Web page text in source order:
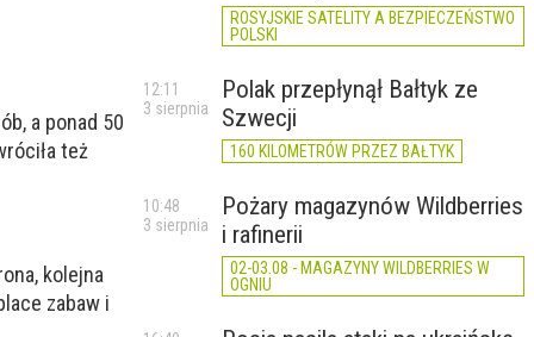
a ponad 50
też
kolejna
zabaw i
ROSYJSKIE SATELITY A BEZPIECZEŃSTWO
POLSKI
Polak przepłynął Bałtyk ze
Szwecji
160 KILOMETRÓW PRZEZ BAŁTYK
12:11
3 sierpnia
Pożary magazynów Wildberries
i rafinerii
02-03.08 - MAGAZYNY WILDBERRIES W
OGNIU
10:48
3 sierpnia